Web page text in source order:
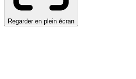
Regarder en plein écran